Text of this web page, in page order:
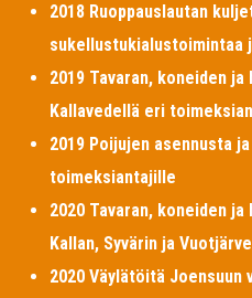
2018 Ruoppauslautan
sukellustukialustoimintaa
2019 Tavaran, koneiden
Kallavedellä eri
2019 Poijujen asennusta
toimeksiantajille
2020 Tavaran, koneiden
Kallan, Syvärin ja
2020 Väylätöitä